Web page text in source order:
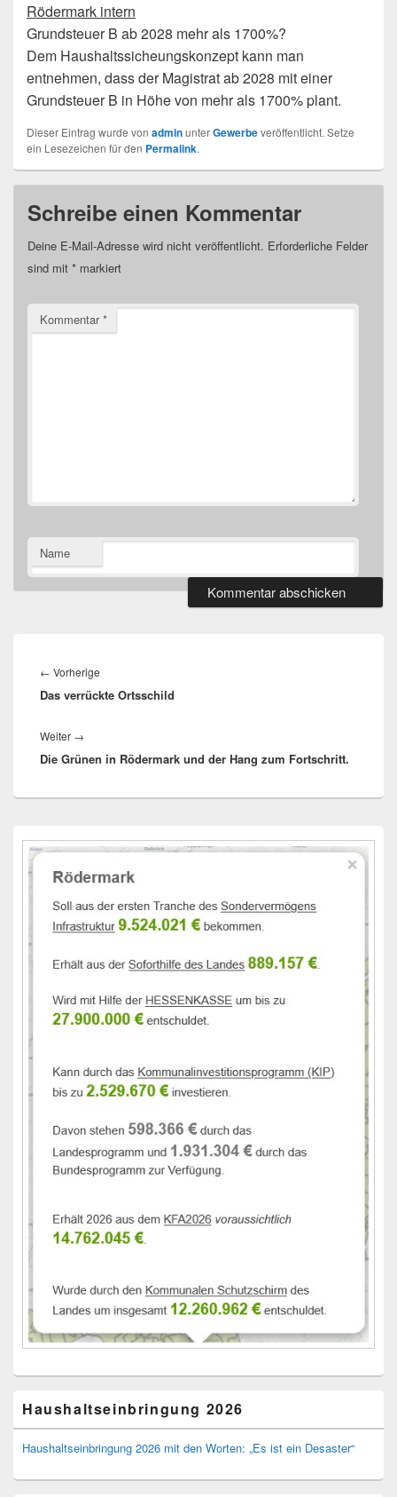
Rödermark intern
Grundsteuer B ab 2028 mehr als 1700%?
Dem Haushaltssicheungskonzept kann man
entnehmen, dass der Magistrat ab 2028 mit einer
Grundsteuer B in Höhe von mehr als 1700% plant.
Dieser Eintrag wurde von adminunterGewerbeveröffentlicht. Setze
ein Lesezeichen für den Permalink.
Schreibe einen Kommentar
Deine E-Mail-Adresse wird nicht veröffentlicht. Erforderliche Felder
sind mit * markiert
Kommentar*
Name
← Vorherige
Beitrag:
Das verrückte Ortsschild
Weiter →
Beitrag:
Die Grünen in Rödermark und der Hang zum Fortschritt.
Seitenleisten-
Widgetbereich
Haushaltseinbringung 2026
Haushaltseinbringung 2026 mit den Worten: „Es ist ein Desaster“